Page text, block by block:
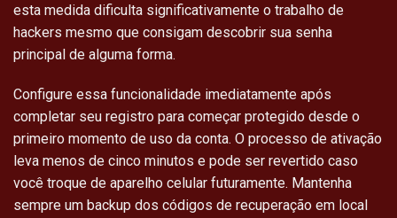
esta medida dificulta significativamente o trabalho de
hackers mesmo que consigam descobrir sua senha
principal de alguma forma.
Configure essa funcionalidade imediatamente após
completar seu registro para começar protegido desde o
primeiro momento de uso da conta. O processo de ativação
leva menos de cinco minutos e pode ser revertido caso
você troque de aparelho celular futuramente. Mantenha
sempre um backup dos códigos de recuperação em local